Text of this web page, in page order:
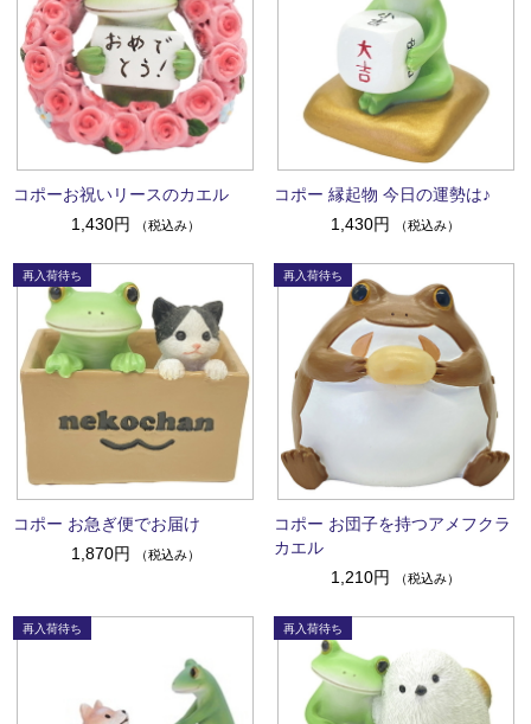
コポーお祝いリースのカエル
1,430円
（税込み）
コポー 縁起物 今日の運勢は♪
1,430円
（税込み）
コポー お急ぎ便でお届け
1,870円
（税込み）
コポー お団子を持つアメフクラ
カエル
1,210円
（税込み）